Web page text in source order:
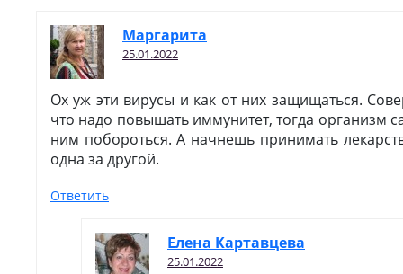
Маргарита
25.01.2022
Ох уж эти вирусы и как от них защищаться.
что надо повышать иммунитет, тогда организм
ним побороться. А начнешь принимать
одна за другой.
Ответить
Елена Картавцева
25.01.2022